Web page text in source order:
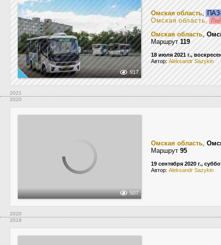
917
Омская область,
Омская область,
Омская область,
Маршрут 119
18 июля 2021 г.,
Автор: Aleksandr Sazykin
2021
2020
507
Омская область,
Маршрут 95
19 сентября 2020 г.,
Автор: Aleksandr Sazykin
2020
2019